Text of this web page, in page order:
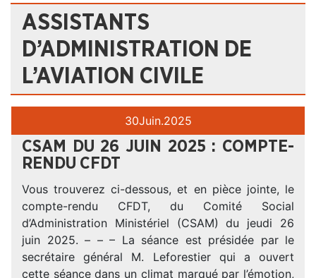
ASSISTANTS
D’ADMINISTRATION DE
L’AVIATION CIVILE
30Juin.2025
CSAM DU 26 JUIN 2025 : COMPTE-
RENDU CFDT
Vous trouverez ci-dessous, et en pièce jointe, le
compte-rendu CFDT, du Comité Social
d’Administration Ministériel (CSAM) du jeudi 26
juin 2025. – – – La séance est présidée par le
secrétaire général M. Leforestier qui a ouvert
cette séance dans un climat marqué par l’émotion,